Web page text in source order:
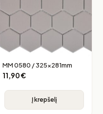
MM 0580 / 325x281mm
11,90€
Į krepšelį